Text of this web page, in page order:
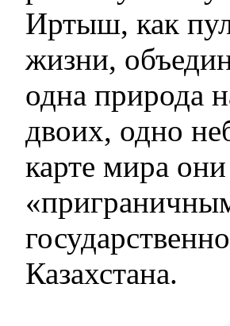
Иртыш, как
жизни,
одна природа
двоих, одно
карте мира
Казахстана.